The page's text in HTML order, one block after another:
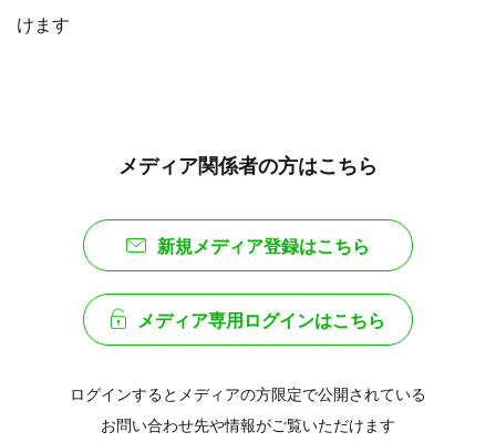
けます
メディア関係者の方はこちら
新規メディア登録はこちら
メディア専用ログインはこちら
ログインするとメディアの方限定で公開されている
お問い合わせ先や情報がご覧いただけます